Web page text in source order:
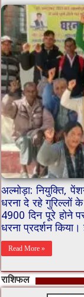
अल्मोड़ा: नियुक्ति,
धरना दे रहे
4900 दिन पूरे होने पर
धरना प्रदर्शन
Read More »
राशिफल